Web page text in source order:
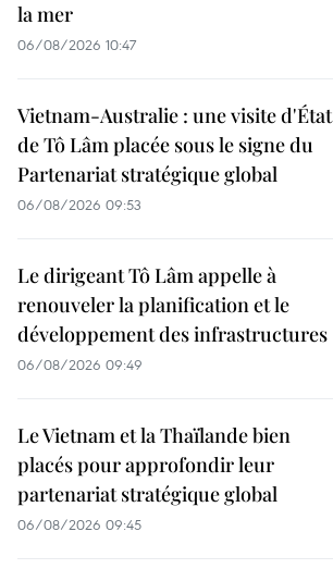
la mer
06/08/2026 10:47
Vietnam-Australie : une visite d'État
de Tô Lâm placée sous le signe du
Partenariat stratégique global
06/08/2026 09:53
Le dirigeant Tô Lâm appelle à
renouveler la planification et le
développement des infrastructures
06/08/2026 09:49
Le Vietnam et la Thaïlande bien
placés pour approfondir leur
partenariat stratégique global
06/08/2026 09:45